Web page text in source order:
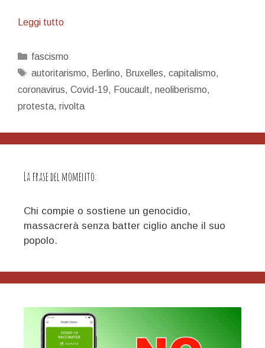
Leggi tuttoIl
verrà
Categorie
fascismo
Tag
autoritarismo, Berlino, Bruxelles, capitalismo,
coronavirus, Covid-19, Foucault, neoliberismo,
protesta, rivolta
La frase del momento:
Chi compie o sostiene un genocidio,
massacrerà senza batter ciglio anche il suo
popolo.